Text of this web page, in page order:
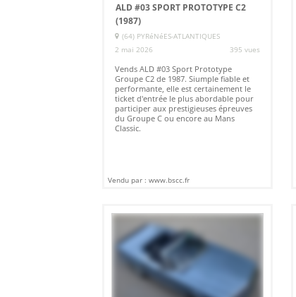
ALD #03 SPORT PROTOTYPE C2
(1987)
(64) PYRéNéES-ATLANTIQUES
2 mai 2026
395 vues
Vends ALD #03 Sport Prototype
Groupe C2 de 1987. Siumple fiable et
performante, elle est certainement le
ticket d'entrée le plus abordable pour
participer aux prestigieuses épreuves
du Groupe C ou encore au Mans
Classic.
Vendu par : www.bscc.fr